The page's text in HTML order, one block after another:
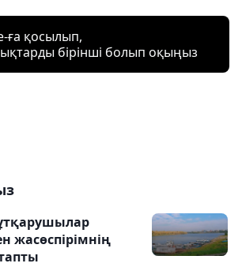
ға қосылып,
бірінші болып оқыңыз
жасөспірімнің